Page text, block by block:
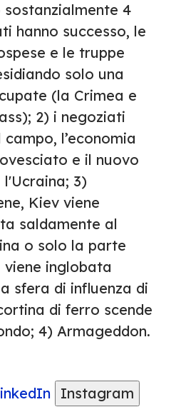
4
hanno successo, le
e le truppe
solo una
(la Crimea e
2) i negoziati
l’economia
e il nuovo
3)
Kiev viene
saldamente al
o solo la parte
inglobata
sfera di influenza di
di ferro scende
4) Armageddon.
Instagram